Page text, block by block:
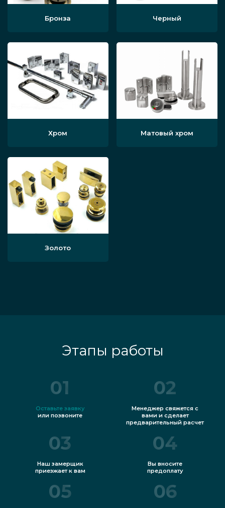
Бронза Черный
Хром Матовый хром
Золото
Этапы работы
01
Оставьте заявку
или позвоните
02
Менеджер свяжется с
вами и сделает
предварительный расчет
03
Наш замерщик
приезжает к вам
04
Вы вносите
предоплату
05 06